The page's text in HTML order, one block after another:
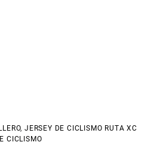
,JERSEY DE CICLISMO RUTA XC
CICLISMO